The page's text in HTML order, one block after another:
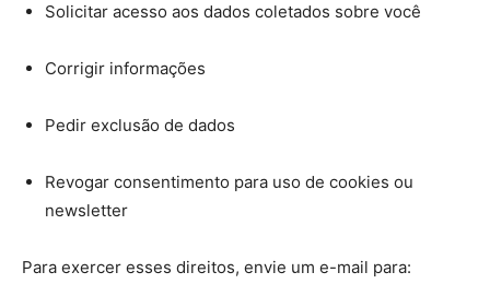
Solicitar acesso aos dados coletados sobre você
Corrigir informações
Pedir exclusão de dados
Revogar consentimento para uso de cookies ou
newsletter
Para exercer esses direitos, envie um e-mail para: